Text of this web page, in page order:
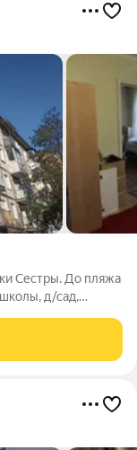
Сестры. До пляжа
д/сад,
для молодой